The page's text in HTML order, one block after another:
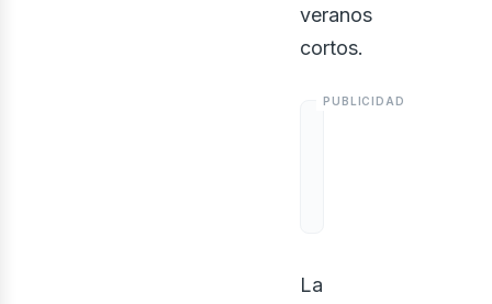
veranos
cortos.
La